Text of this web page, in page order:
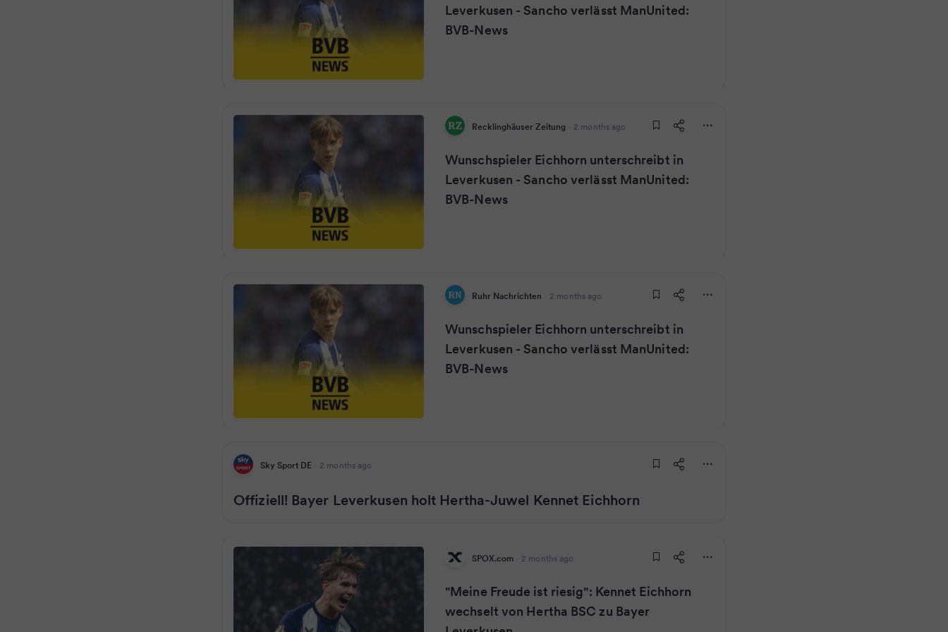
Leverkusen - Sancho verlässt ManUnited:
BVB-News
Recklinghäuser Zeitung · 2 months ago
Wunschspieler Eichhorn unterschreibt in
Leverkusen - Sancho verlässt ManUnited:
BVB-News
Ruhr Nachrichten · 2 months ago
Wunschspieler Eichhorn unterschreibt in
Leverkusen - Sancho verlässt ManUnited:
BVB-News
Sky Sport DE · 2 months ago
Offiziell! Bayer Leverkusen holt Hertha-Juwel Kennet Eichhorn
SPOX.com · 2 months ago
"Meine Freude ist riesig": Kennet Eichhorn
wechselt von Hertha BSC zu Bayer